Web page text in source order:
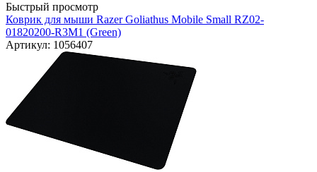
Быстрый просмотр
Коврик для мыши Razer Goliathus Mobile Small RZ02-
01820200-R3M1 (Green)
Артикул: 1056407